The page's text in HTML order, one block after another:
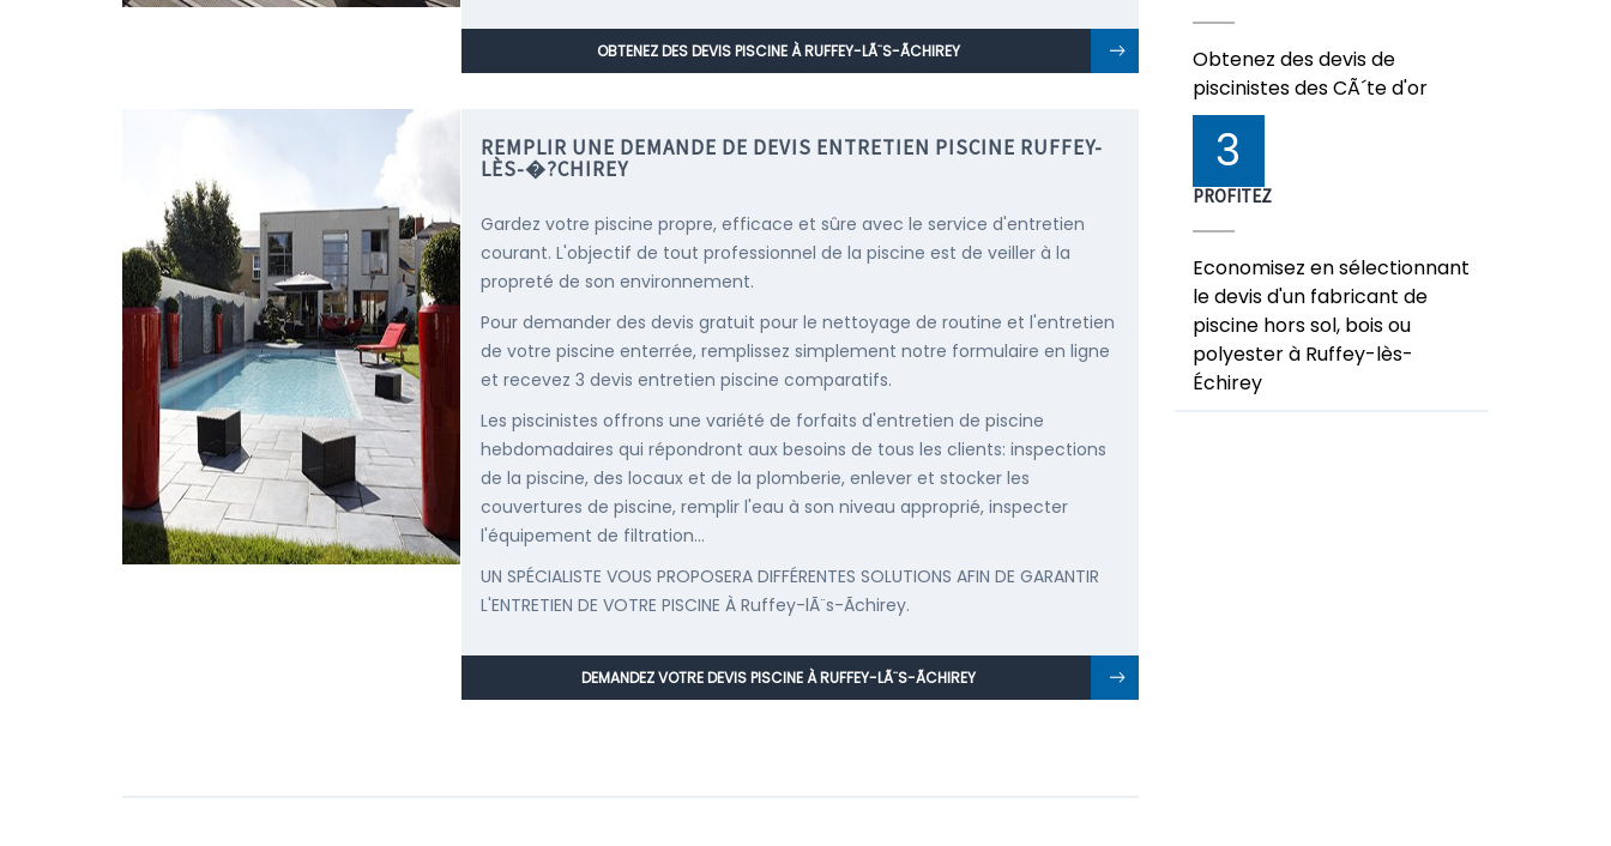
OBTENEZ DES DEVIS PISCINE À RUFFEY-LÃ¨S-ÃCHIREY
REMPLIR UNE DEMANDE DE DEVIS ENTRETIEN PISCINE RUFFEY-
LÈS-�?CHIREY
Gardez votre piscine propre, efficace et sûre avec le service d'entretien
courant. L'objectif de tout professionnel de la piscine est de veiller à la
propreté de son environnement.
Pour demander des devis gratuit pour le nettoyage de routine et l'entretien
de votre piscine enterrée, remplissez simplement notre formulaire en ligne
et recevez 3 devis entretien piscine comparatifs.
Les piscinistes offrons une variété de forfaits d'entretien de piscine
hebdomadaires qui répondront aux besoins de tous les clients: inspections
de la piscine, des locaux et de la plomberie, enlever et stocker les
couvertures de piscine, remplir l'eau à son niveau approprié, inspecter
l'équipement de filtration...
UN SPÉCIALISTE VOUS PROPOSERA DIFFÉRENTES SOLUTIONS AFIN DE GARANTIR
L'ENTRETIEN DE VOTRE PISCINE À Ruffey-lÃ¨s-Ãchirey.
DEMANDEZ VOTRE DEVIS PISCINE À RUFFEY-LÃ¨S-ÃCHIREY
Obtenez des devis de
piscinistes des CÃ´te d'or
3
PROFITEZ
Economisez en sélectionnant
le devis d'un fabricant de
piscine hors sol, bois ou
polyester à Ruffey-lès-
Échirey